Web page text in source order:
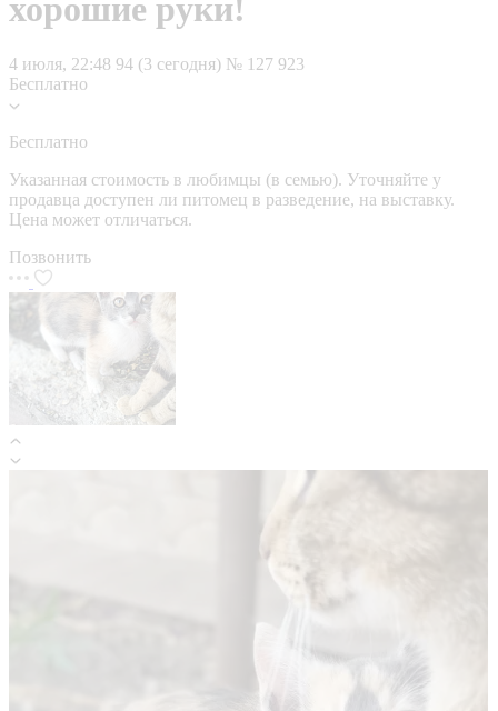
хорошие руки!
4 июля, 22:48 94 (3 сегодня) № 127 923
Бесплатно
Бесплатно
Указанная стоимость в любимцы (в семью). Уточняйте у
продавца доступен ли питомец в разведение, на выставку.
Цена может отличаться.
Позвонить